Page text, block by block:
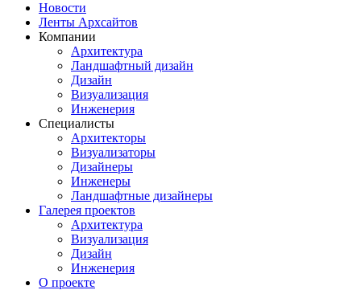
Новости
Ленты Архсайтов
Компании
Архитектура
Ландшафтный дизайн
Дизайн
Визуализация
Инженерия
Специалисты
Архитекторы
Визуализаторы
Дизайнеры
Инженеры
Ландшафтные дизайнеры
Галерея проектов
Архитектура
Визуализация
Дизайн
Инженерия
О проекте